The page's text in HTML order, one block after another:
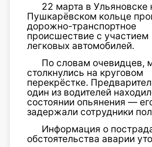
22 марта в Ульяновске
Пушкарёвском кольце
дорожно-транспортное
происшествие с участием
легковых автомобилей.
По словам очевидцев,
столкнулись на круговом
перекрёстке.
один из водителей
состоянии опьянения —
задержали сотрудники
Информация о
обстоятельства аварии